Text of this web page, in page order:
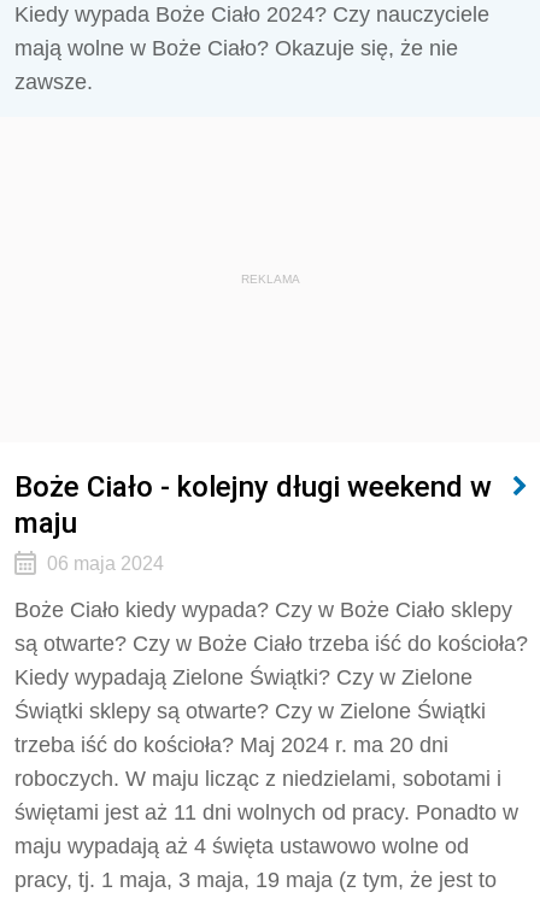
Kiedy wypada Boże Ciało 2024? Czy nauczyciele
mają wolne w Boże Ciało? Okazuje się, że nie
zawsze.
REKLAMA
Boże Ciało - kolejny długi weekend w
maju
06 maja 2024
Boże Ciało kiedy wypada? Czy w Boże Ciało sklepy
są otwarte? Czy w Boże Ciało trzeba iść do kościoła?
Kiedy wypadają Zielone Świątki? Czy w Zielone
Świątki sklepy są otwarte? Czy w Zielone Świątki
trzeba iść do kościoła? Maj 2024 r. ma 20 dni
roboczych. W maju licząc z niedzielami, sobotami i
świętami jest aż 11 dni wolnych od pracy. Ponadto w
maju wypadają aż 4 święta ustawowo wolne od
pracy, tj. 1 maja, 3 maja, 19 maja (z tym, że jest to